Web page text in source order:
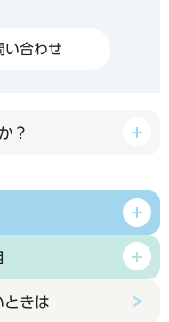
い合わせ
？
ときは